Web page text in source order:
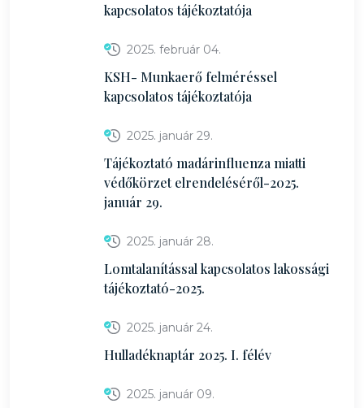
kapcsolatos tájékoztatója
2025. február 04.
KSH- Munkaerő felméréssel
kapcsolatos tájékoztatója
2025. január 29.
Tájékoztató madárinfluenza miatti
védőkörzet elrendeléséről-2025.
január 29.
2025. január 28.
Lomtalanítással kapcsolatos lakossági
tájékoztató-2025.
2025. január 24.
Hulladéknaptár 2025. I. félév
2025. január 09.